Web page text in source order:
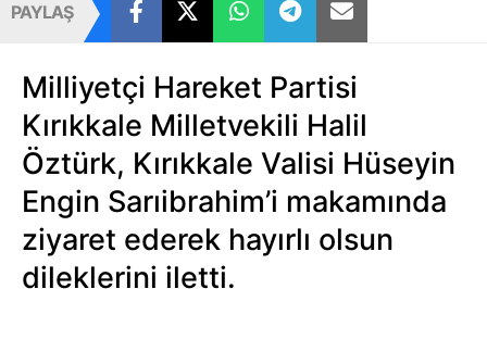
PAYLAŞ
Milliyetçi Hareket Partisi
Kırıkkale Milletvekili Halil
Öztürk, Kırıkkale Valisi Hüseyin
Engin Sarıibrahim’i makamında
ziyaret ederek hayırlı olsun
dileklerini iletti.